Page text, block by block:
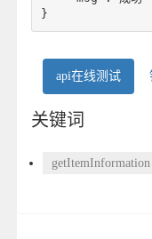
}
api在线测试
关键词
getItemInformation